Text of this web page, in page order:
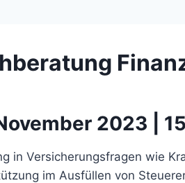
2023 |
in Versicherungsfragen wie
im Ausfüllen von